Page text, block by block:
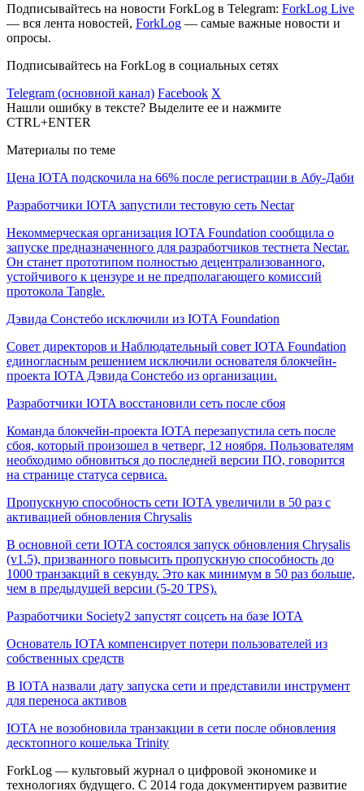
Подписывайтесь на новости ForkLog в Telegram: ForkLog Live
— вся лента новостей, ForkLog — самые важные новости и
опросы.
Подписывайтесь на ForkLog в социальных сетях
Telegram (основной канал) Facebook X
Нашли ошибку в тексте? Выделите ее и нажмите
CTRL+ENTER
Материалы по теме
Цена IOTA подскочила на 66% после регистрации в Абу-Даби
Разработчики IOTA запустили тестовую сеть Nectar
Некоммерческая организация IOTA Foundation сообщила о
запуске предназначенного для разработчиков тестнета Nectar.
Он станет прототипом полностью децентрализованного,
устойчивого к цензуре и не предполагающего комиссий
протокола Tangle.
Дэвида Сонстебо исключили из IOTA Foundation
Совет директоров и Наблюдательный совет IOTA Foundation
единогласным решением исключили основателя блокчейн-
проекта IOTA Дэвида Сонстебо из организации.
Разработчики IOTA восстановили сеть после сбоя
Команда блокчейн-проекта IOTA перезапустила сеть после
сбоя, который произошел в четверг, 12 ноября. Пользователям
необходимо обновиться до последней версии ПО, говорится
на странице статуса сервиса.
Пропускную способность сети IOTA увеличили в 50 раз с
активацией обновления Chrysalis
В основной сети IOTA состоялся запуск обновления Chrysalis
(v1.5), призванного повысить пропускную способность до
1000 транзакций в секунду. Это как минимум в 50 раз больше,
чем в предыдущей версии (5-20 TPS).
Разработчики Society2 запустят соцсеть на базе IOTA
Основатель IOTA компенсирует потери пользователей из
собственных средств
В IOTA назвали дату запуска сети и представили инструмент
для переноса активов
IOTA не возобновила транзакции в сети после обновления
десктопного кошелька Trinity
ForkLog — культовый журнал о цифровой экономике и
технологиях будущего. С 2014 года документируем развитие